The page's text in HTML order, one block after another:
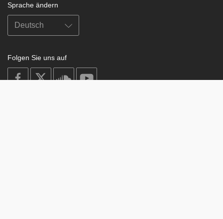
Sprache ändern
Folgen Sie uns auf
on
facebook
X
soundcloudyoutube